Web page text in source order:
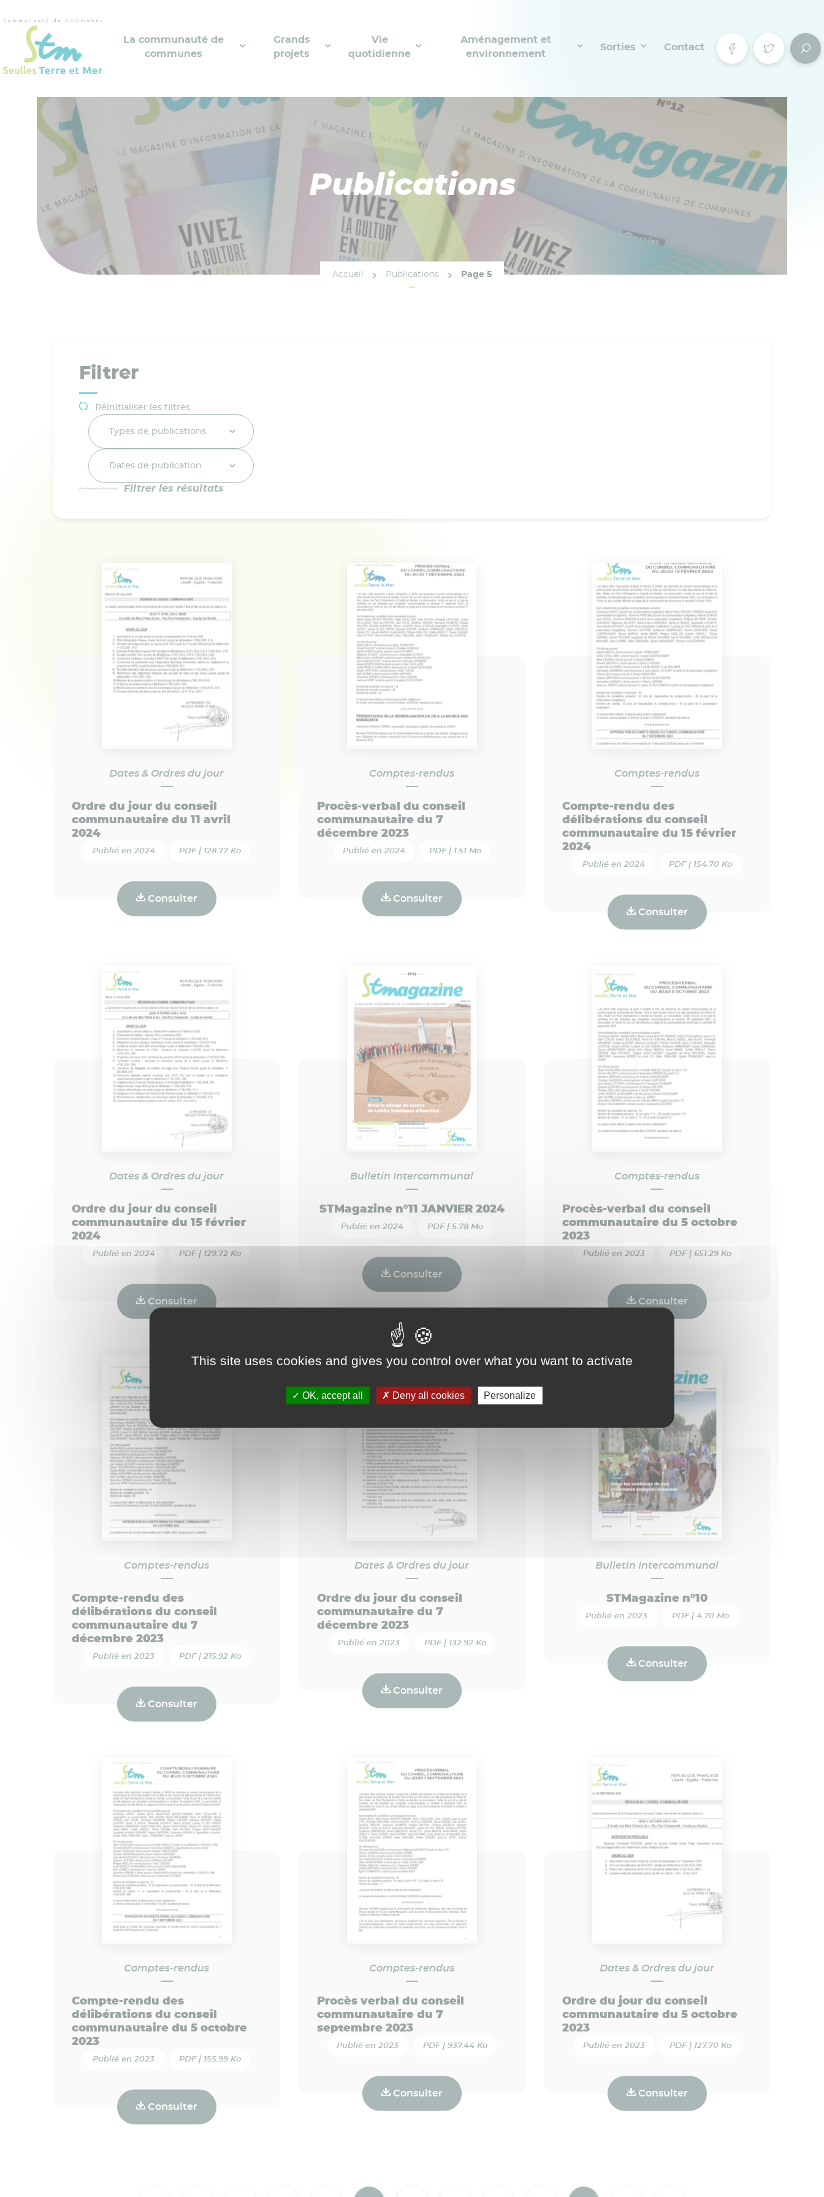
La communauté de
communes
Grands
projets
Vie
quotidienne
Aménagement et
environnement
Sorties Contact
Publications
Accueil Publications Page 5
Filtrer
Réinitialiser les filtres
Types de publications
Dates de publication
Filtrer les résultats
Dates & Ordres du jour
Ordre du jour du conseil
communautaire du 11 avril
2024
Publié en 2024 PDF | 128.77 Ko
Consulter
Comptes-rendus
Procès-verbal du conseil
communautaire du 7
décembre 2023
Publié en 2024 PDF | 1.51 Mo
Consulter
Comptes-rendus
Compte-rendu des
délibérations du conseil
communautaire du 15 février
2024
Publié en 2024 PDF | 154.70 Ko
Consulter
Dates & Ordres du jour
Ordre du jour du conseil
communautaire du 15 février
2024
Publié en 2024 PDF | 129.72 Ko
Consulter
Bulletin Intercommunal
STMagazine n°11 JANVIER 2024
Publié en 2024 PDF | 5.78 Mo
Consulter
Comptes-rendus
Procès-verbal du conseil
communautaire du 5 octobre
2023
Publié en 2023 PDF | 651.29 Ko
Consulter
Comptes-rendus
Compte-rendu des
délibérations du conseil
communautaire du 7
décembre 2023
Publié en 2023 PDF | 215.92 Ko
Consulter
Dates & Ordres du jour
Ordre du jour du conseil
communautaire du 7
décembre 2023
Publié en 2023 PDF | 132.92 Ko
Consulter
Bulletin Intercommunal
STMagazine n°10
Publié en 2023 PDF | 4.70 Mo
Consulter
Comptes-rendus
Compte-rendu des
délibérations du conseil
communautaire du 5 octobre
2023
Publié en 2023 PDF | 155.99 Ko
Consulter
Comptes-rendus
Procès verbal du conseil
communautaire du 7
septembre 2023
Publié en 2023 PDF | 937.44 Ko
Consulter
Dates & Ordres du jour
Ordre du jour du conseil
communautaire du 5 octobre
2023
Publié en 2023 PDF | 127.70 Ko
Consulter
This site uses cookies and gives you control over what you want to activate
OK, accept all Deny all cookies Personalize